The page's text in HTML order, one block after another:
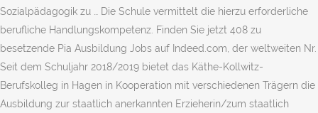
Sozialpädagogik zu … Die Schule vermittelt die hierzu erforderliche
berufliche Handlungskompetenz. Finden Sie jetzt 408 zu
besetzende Pia Ausbildung Jobs auf Indeed.com, der weltweiten Nr.
Seit dem Schuljahr 2018/2019 bietet das Käthe-Kollwitz-
Berufskolleg in Hagen in Kooperation mit verschiedenen Trägern die
Ausbildung zur staatlich anerkannten Erzieherin/zum staatlich